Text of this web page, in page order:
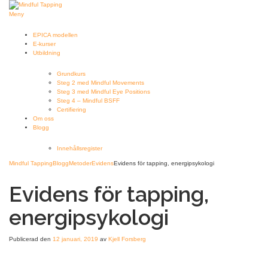
Hoppa
Meny
EPICA modellen
E-kurser
Utbildning
Grundkurs
Steg 2 med Mindful Movements
Steg 3 med Mindful Eye Positions
Steg 4 – Mindful BSFF
Certifiering
Om oss
Blogg
Innehållsregister
Mindful TappingBloggMetoderEvidensEvidens för tapping, energipsykologi
Evidens för tapping,
energipsykologi
Publicerad den 12 januari, 2019 av Kjell Forsberg